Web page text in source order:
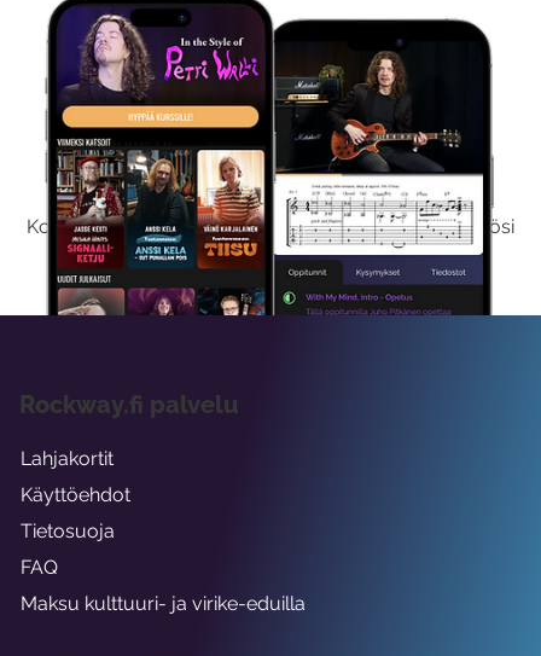
Kokeile Ilmaiseksi
Kokeilemalla ilmaiseksi saat koko sisältömme käyttöösi
viikon ajaksi.
Rockway.fi palvelu
Lahjakortit
Käyttöehdot
Tietosuoja
FAQ
Maksu kulttuuri- ja virike-eduilla